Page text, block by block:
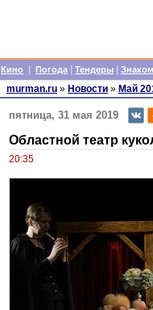
Кино Погода Тендеры
murman.ru » Новости » Май
пятница, 31 мая 2019
Областной театр
20:35